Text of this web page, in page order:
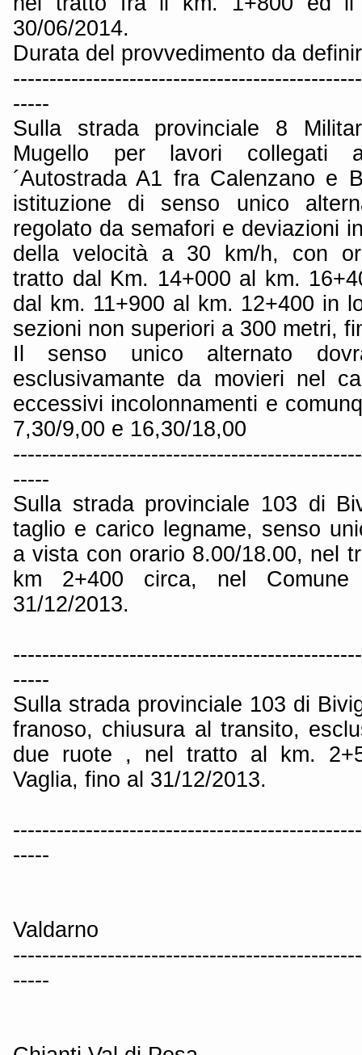
30/06/2014.
Durata del provvedimento da
-----
Sulla strada provinciale 8
Mugello per lavori collegati
´Autostrada A1 fra Calenzano e
istituzione di senso unico
regolato da semafori e deviazioni
della velocità a 30 km/h, con
tratto dal Km. 14+000 al km.
dal km. 11+900 al km. 12+400 in
sezioni non superiori a 300 metri,
Il senso unico alternato
esclusivamante da movieri nel
eccessivi incolonnamenti e
7,30/9,00 e 16,30/18,00
-----
Sulla strada provinciale 103 di
taglio e carico legname, senso
a vista con orario 8.00/18.00, nel
km 2+400 circa, nel
31/12/2013.
-----
Sulla strada provinciale 103 di
franoso, chiusura al transito,
due ruote , nel tratto al km.
Vaglia, fino al 31/12/2013.
-----
Valdarno
-----